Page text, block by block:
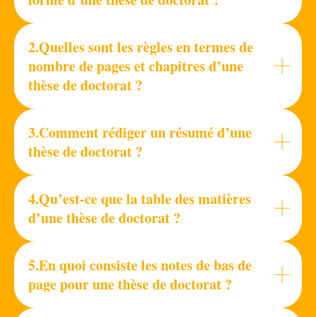
2.Quelles sont les règles en termes de
nombre de pages et chapitres d’une
thèse de doctorat ?
3.Comment rédiger un résumé d’une
thèse de doctorat ?
4.Qu’est-ce que la table des matières
d’une thèse de doctorat ?
5.En quoi consiste les notes de bas de
page pour une thèse de doctorat ?